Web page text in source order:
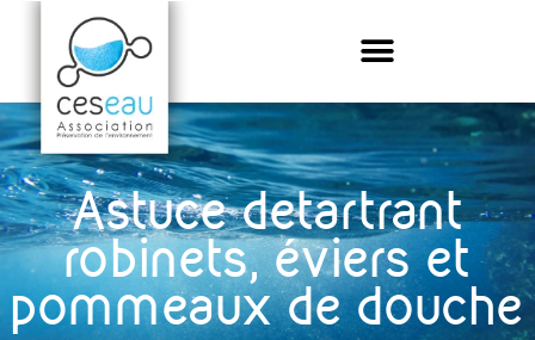
Astuce detartrant
robinets, éviers et
pommeaux de douche